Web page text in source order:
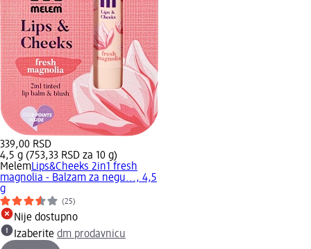
339,00 RSD
4,5 g (753,33 RSD za 10 g)
MelemLips&Cheeks 2in1 fresh
magnolia - Balzam za negu..., 4,5
g
(25)
Nije dostupno
Izaberite dm prodavnicu